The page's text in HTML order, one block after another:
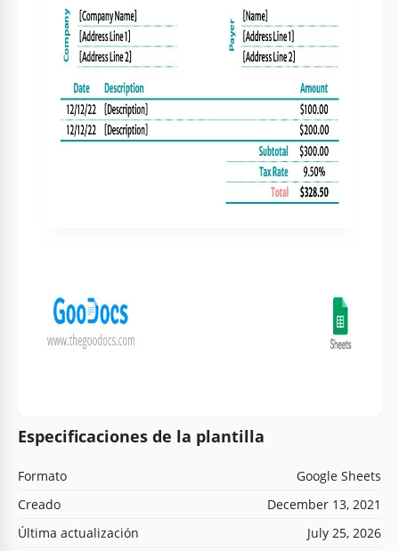
Especificaciones de la plantilla
Formato
Google Sheets
Creado
December 13, 2021
Última actualización
July 25, 2026